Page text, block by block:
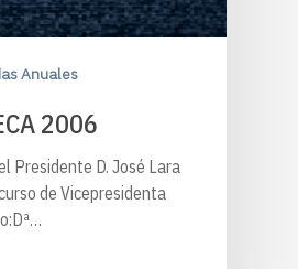
Anuales
2006
Presidente D. José Lara
de Vicepresidenta